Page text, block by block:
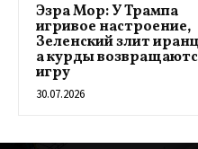
Эзра Мор: У Трампа
игривое настроение,
Зеленский злит
а курды
игру
30.07.2026